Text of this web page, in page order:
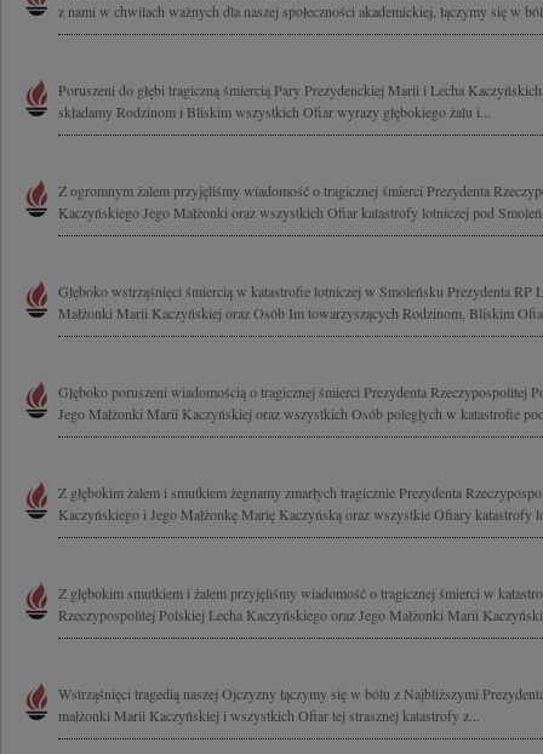
z nami w chwilach ważnych dla naszej społeczności akademickiej, łączymy się w
Poruszeni do głębi tragiczną śmiercią Pary Prezydenckiej Marii i Lecha
składamy Rodzinom i Bliskim wszystkich Ofiar wyrazy głębokiego żalu i...
Z ogromnym żalem przyjęliśmy wiadomość o tragicznej śmierci Prezydenta
Kaczyńskiego Jego Małżonki oraz wszystkich Ofiar katastrofy lotniczej pod
Głęboko wstrząśnięci śmiercią w katastrofie lotniczej w Smoleńsku Prezydenta RP
Małżonki Marii Kaczyńskiej oraz Osób Im towarzyszących Rodzinom, Bliskim
Głęboko poruszeni wiadomością o tragicznej śmierci Prezydenta Rzeczypospolitej
Jego Małżonki Marii Kaczyńskiej oraz wszystkich Osób poległych w katastrofie
Z głębokim żalem i smutkiem żegnamy zmarłych tragicznie Prezydenta
Kaczyńskiego i Jego Małżonkę Marię Kaczyńską oraz wszystkie Ofiary katastrofy
Z głębokim smutkiem i żalem przyjęliśmy wiadomość o tragicznej śmierci w
Rzeczypospolitej Polskiej Lecha Kaczyńskiego oraz Jego Małżonki Marii
Wstrząśnięci tragedią naszej Ojczyzny łączymy się w bólu z Najbliższymi
małżonki Marii Kaczyńskiej i wszystkich Ofiar tej strasznej katastrofy z...